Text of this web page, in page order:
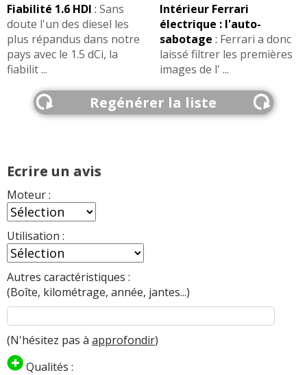
Fiabilité 1.6 HDI : Sans
doute l'un des diesel les
plus répandus dans notre
pays avec le 1.5 dCi, la
fiabilit ...
Intérieur Ferrari
électrique : l'auto-
sabotage : Ferrari a donc
laissé filtrer les premières
images de l' ...
Regénérer la liste
Ecrire un avis
Moteur :
Utilisation :
Autres caractéristiques :
(Boîte, kilométrage, année, jantes...)
(N'hésitez pas à approfondir)
Qualités :